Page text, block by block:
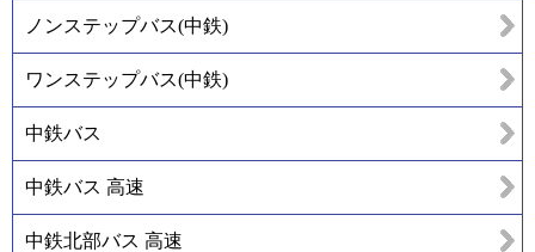
ノンステップバス(中鉄)
ワンステップバス(中鉄)
中鉄バス
中鉄バス 高速
中鉄北部バス 高速